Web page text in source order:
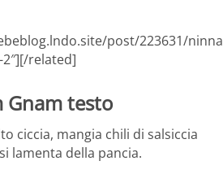
post/223631/
related]
Gnam testo
ciccia, mangia chili di salsiccia
lamenta della pancia.